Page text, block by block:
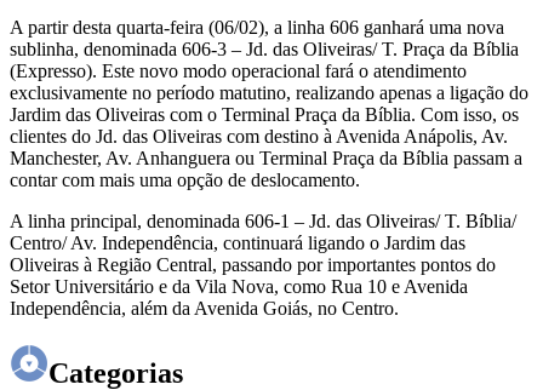
A partir desta quarta-feira (06/02), a linha 606 ganhará uma nova
sublinha, denominada 606-3 – Jd. das Oliveiras/ T. Praça da Bíblia
(Expresso). Este novo modo operacional fará o atendimento
exclusivamente no período matutino, realizando apenas a ligação do
Jardim das Oliveiras com o Terminal Praça da Bíblia. Com isso, os
clientes do Jd. das Oliveiras com destino à Avenida Anápolis, Av.
Manchester, Av. Anhanguera ou Terminal Praça da Bíblia passam a
contar com mais uma opção de deslocamento.
A linha principal, denominada 606-1 – Jd. das Oliveiras/ T. Bíblia/
Centro/ Av. Independência, continuará ligando o Jardim das
Oliveiras à Região Central, passando por importantes pontos do
Setor Universitário e da Vila Nova, como Rua 10 e Avenida
Independência, além da Avenida Goiás, no Centro.
Categorias